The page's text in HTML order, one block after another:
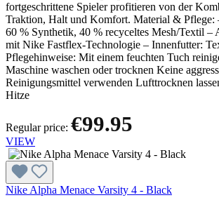
fortgeschrittene Spieler profitieren von der
Traktion, Halt und Komfort. Material & Pflege:
60 % Synthetik, 40 % recyceltes Mesh/Textil –
mit Nike Fastflex-Technologie – Innenfutter:
Pflegehinweise: Mit einem feuchten Tuch
Maschine waschen oder trocknen Keine
Reinigungsmittel verwenden Lufttrocknen
Hitze
Regular price: €99.95
VIEW
Nike Alpha Menace Varsity 4 - Black